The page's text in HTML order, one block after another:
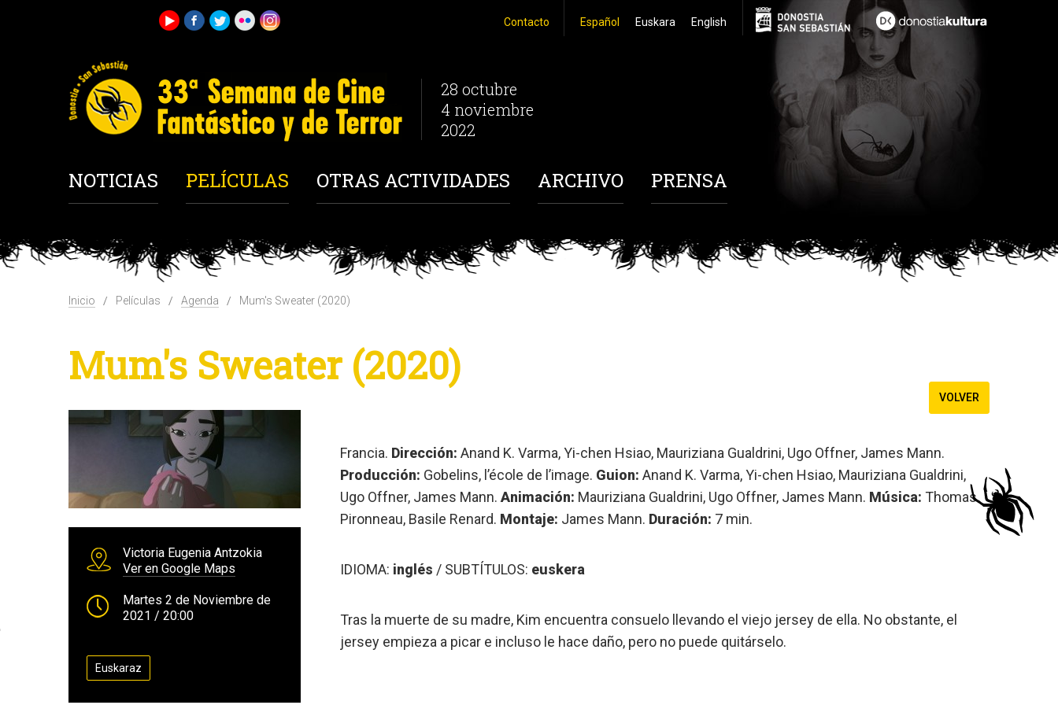
Español Euskara English
Contacto
28 octubre
4 noviembre
2022
NOTICIAS PELÍCULAS OTRAS ACTIVIDADES ARCHIVO PRENSA
Inicio Películas Agenda Mum's Sweater (2020)
Mum's Sweater (2020)
VOLVER
Victoria Eugenia Antzokia
Ver en Google Maps
Martes 2 de Noviembre de
2021 / 20:00
Euskaraz
Francia. Dirección: Anand K. Varma, Yi-chen Hsiao, Mauriziana Gualdrini, Ugo Offner, James Mann.
Producción: Gobelins, l’école de l’image. Guion: Anand K. Varma, Yi-chen Hsiao, Mauriziana Gualdrini,
Ugo Offner, James Mann. Animación: Mauriziana Gualdrini, Ugo Offner, James Mann. Música: Thomas
Pironneau, Basile Renard. Montaje: James Mann. Duración: 7 min.
IDIOMA: inglés / SUBTÍTULOS: euskera
Tras la muerte de su madre, Kim encuentra consuelo llevando el viejo jersey de ella. No obstante, el
jersey empieza a picar e incluso le hace daño, pero no puede quitárselo.